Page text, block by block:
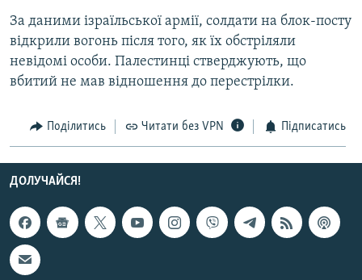
ПОДКАСТИ
КРИМ РЕАЛІЇ
РУС
КТАТ
ДОЛУЧАЙСЯ!
За даними ізраїльської армії, солдати на блок-посту
відкрили вогонь після того, як їх обстріляли
невідомі особи. Палестинці стверджують, що
вбитий не мав відношення до перестрілки.
Поділитись Читати без VPN Підписатись
ДОЛУЧАЙСЯ!